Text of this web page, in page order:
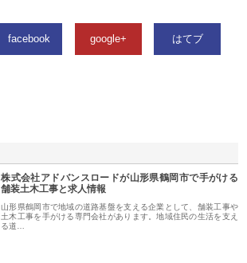
facebook google+ はてブ
株式会社アドバンスロードが山形県鶴岡市で手がける
舗装土木工事と求人情報
山形県鶴岡市で地域の道路基盤を支える企業として、舗装工事や
土木工事を手がける専門会社があります。地域住民の生活を支え
る道…